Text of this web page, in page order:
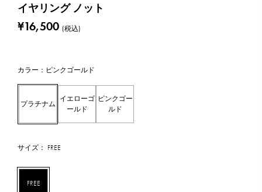
イヤリング ノット
¥16,500 (税込)
カラー：ピンクゴールド
プラチナム
イエローゴ
ールド
ピンクゴー
ルド
サイズ： FREE
FREE